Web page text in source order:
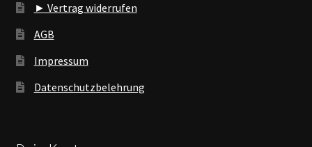
► Vertrag widerrufen
AGB
Impressum
Datenschutzbelehrung